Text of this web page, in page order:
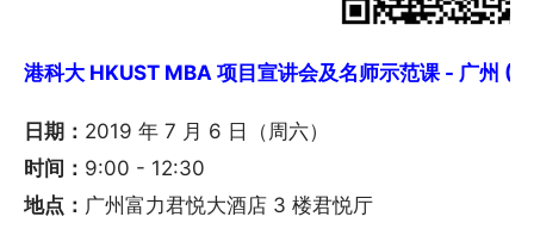
港科大 HKUST MBA 项目宣讲会及名师示范课 - 广州
日期： 2019 年 7 月 6 日（周六）
时间： 9:00 - 12:30
地点： 广州富力君悦大酒店 3 楼君悦厅